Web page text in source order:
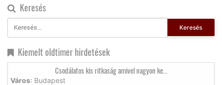
Keresés
Keresés
Kiemelt oldtimer hirdetések
Csodálatos kis ritkaság amivel nagyon ke...
Város: Budapest